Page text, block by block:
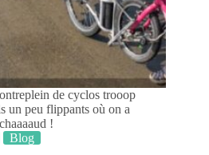
de cyclos trooop
un peu flippants où on a
!
Blog